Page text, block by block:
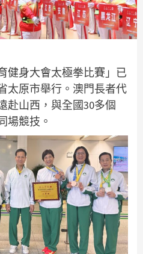
健身大會太極拳比賽」已
太原市舉行。澳門長者代
赴山西，與全國30多個
場競技。